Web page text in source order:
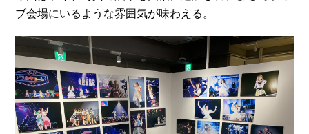
ブ会場にいるような雰囲気が味わえる。